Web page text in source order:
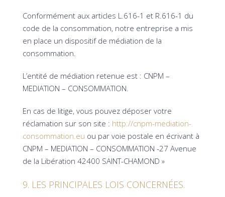
Conformément aux articles L.616-1 et R.616-1 du
code de la consommation, notre entreprise a mis
en place un dispositif de médiation de la
consommation.
L’entité de médiation retenue est : CNPM –
MEDIATION – CONSOMMATION.
En cas de litige, vous pouvez déposer votre
réclamation sur son site : http://cnpm-mediation-
consommation.eu ou par voie postale en écrivant à
CNPM – MEDIATION – CONSOMMATION -27 Avenue
de la Libération 42400 SAINT-CHAMOND »
9. LES PRINCIPALES LOIS CONCERNÉES.